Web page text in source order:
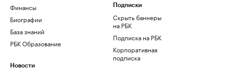
Финансы
Биографии
База знаний
РБК Образование
Новости
Подписки
Скрыть баннеры
на РБК
Подписка на РБК
Корпоративная
подписка